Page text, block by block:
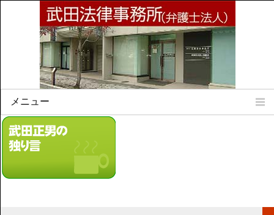
メニュー
Home
所属弁護士
法律相談案内